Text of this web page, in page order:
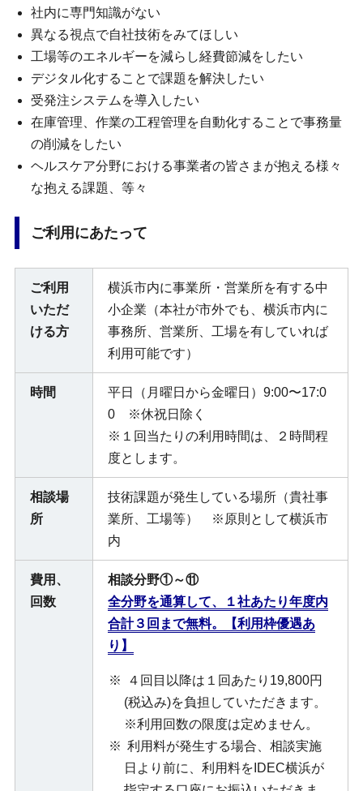
社内に専門知識がない
異なる視点で自社技術をみてほしい
工場等のエネルギーを減らし経費節減をしたい
デジタル化することで課題を解決したい
受発注システムを導入したい
在庫管理、作業の工程管理を自動化することで事務量
の削減をしたい
ヘルスケア分野における事業者の皆さまが抱える様々
な抱える課題、等々
ご利用にあたって
ご利用
いただ
ける方
横浜市内に事業所・営業所を有する中
小企業（本社が市外でも、横浜市内に
事務所、営業所、工場を有していれば
利用可能です）
時間
平日（月曜日から金曜日）9:00〜17:0
0 ※休祝日除く
※１回当たりの利用時間は、２時間程
度とします。
相談場
所
技術課題が発生している場所（貴社事
業所、工場等） ※原則として横浜市
内
費用、
回数
相談分野①～⑪
全分野を通算して、１社あたり年度内
合計３回まで無料。【利用枠優遇あ
り】
４回目以降は１回あたり19,800円
(税込み)を負担していただきます。
※利用回数の限度は定めません。
利用料が発生する場合、相談実施
日より前に、利用料をIDEC横浜が